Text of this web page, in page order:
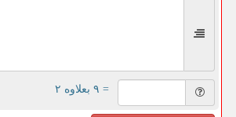
= ۹ بعلاوه ۲